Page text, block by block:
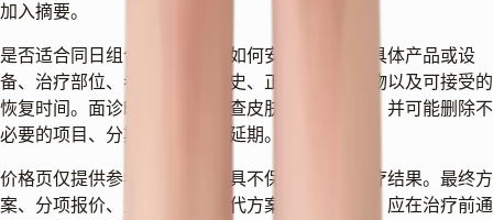
加入摘要。
是否适合同日组合、先后顺序如何安排，取决于具体产品或设
备、治疗部位、参数、既往病史、正在使用的药物以及可接受的
恢复时间。面诊时，医生会检查皮肤和解剖条件，并可能删除不
必要的项目、分期进行或建议延期。
价格页仅提供参考范围，本工具不保证费用或治疗结果。最终方
案、分项报价、主要风险、替代方案和术后护理，应在治疗前通